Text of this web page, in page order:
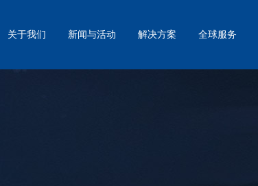
关于我们 新闻与活动 解决方案 全球服务